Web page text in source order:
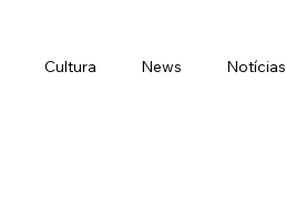
Cultura News Notícias